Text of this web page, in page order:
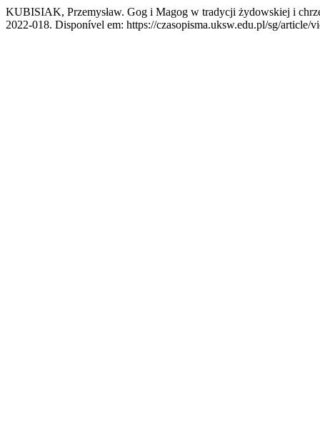
KUBISIAK, Przemysław. Gog i Magog w tradycji żydowskiej i
2022-018. Disponível em: https://czasopisma.uksw.edu.pl/sg/article/